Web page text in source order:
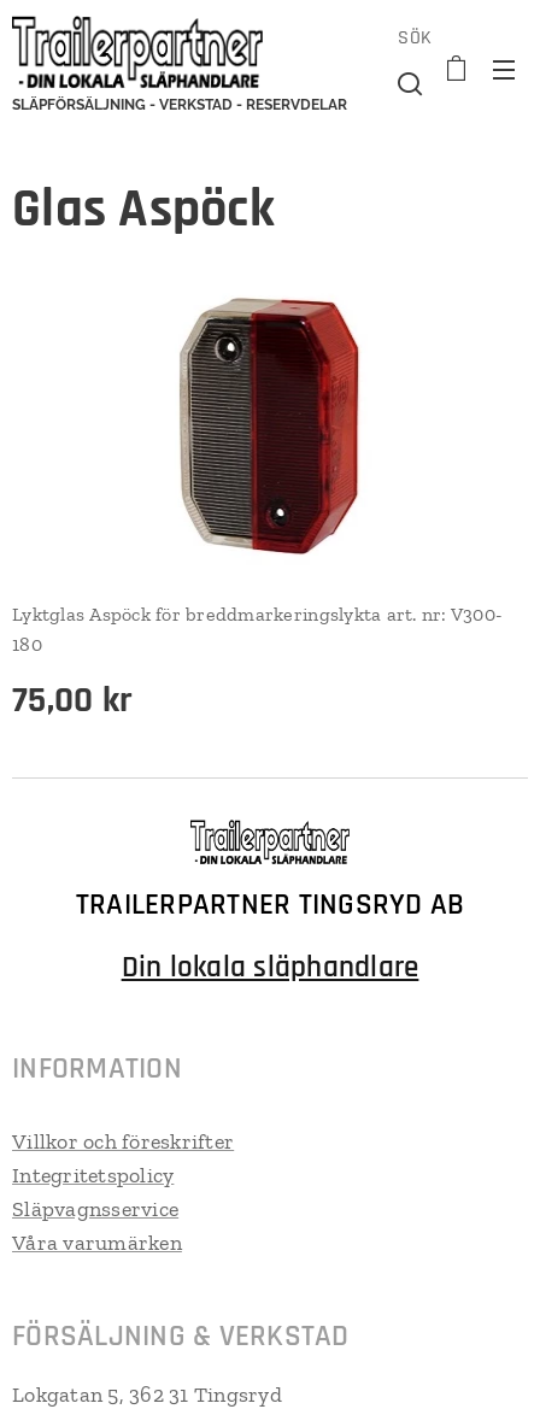
SLÄPFÖRSÄLJNING - VERKSTAD - RESERVDELAR
SÖK
Glas Aspöck
Lyktglas Aspöck för breddmarkeringslykta art. nr: V300-
180
75,00 kr
TRAILERPARTNER TINGSRYD AB
Din lokala släphandlare
INFORMATION
Villkor och föreskrifter
Integritetspolicy
Släpvagnsservice
Våra varumärken
FÖRSÄLJNING & VERKSTAD
Lokgatan 5, 362 31 Tingsryd